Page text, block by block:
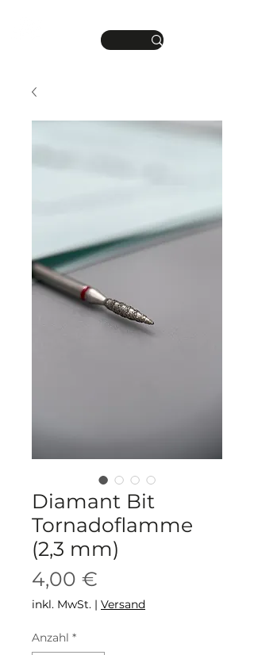
Diamant Bit
Tornadoflamme
(2,3 mm)
4,00 €
inkl. MwSt. | Versand
Anzahl *